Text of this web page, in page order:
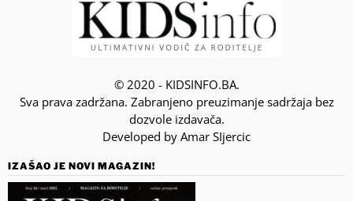
© 2020 - KIDSINFO.BA.
Sva prava zadržana. Zabranjeno preuzimanje sadržaja bez
dozvole izdavača.
Developed by Amar SIjercic
IZAŠAO JE NOVI MAGAZIN!